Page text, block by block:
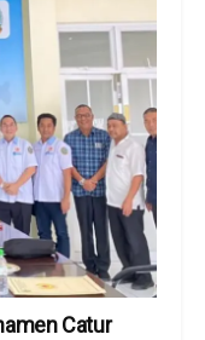
Catur